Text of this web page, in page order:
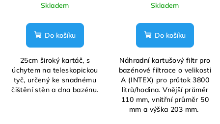
Skladem
Do košíku
25cm široký kartáč, s
úchytem na teleskopickou
tyč, určený ke snadnému
čištění stěn a dna bazénu.
Skladem
Do košíku
Náhradní kartušový filtr pro
bazénové filtrace o velikosti
A (INTEX) pro průtok 3800
litrů/hodina. Vnější průměr
110 mm, vnitřní průměr 50
mm a výška 203 mm.